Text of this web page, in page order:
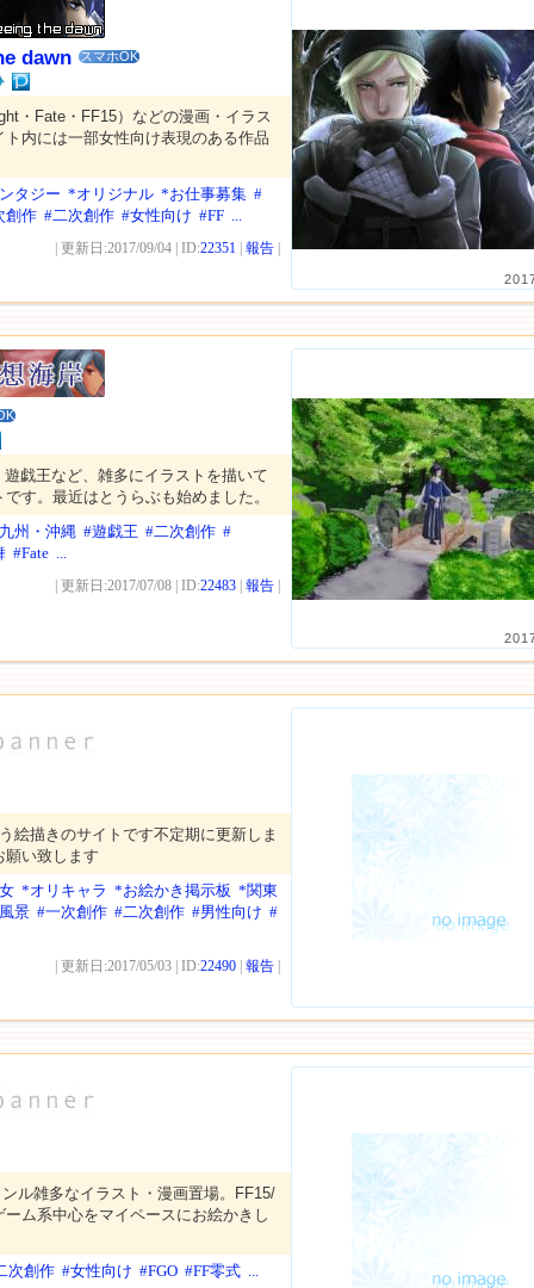
dawn スマホOK
・Fate・FF15）などの漫画・イラス
内には一部女性向け表現のある作品
タジー *オリジナル *お仕事募集 #
創作 #二次創作 #女性向け #FF ...
| 更新日:2017/09/04 | ID:22351 報告
戯王など、雑多にイラストを描いて
す。最近はとうらぶも始めました。
州・沖縄 #遊戯王 #二次創作 #
#Fate ...
| 更新日:2017/07/08 | ID:22483 報告
絵描きのサイトです不定期に更新しま
願い致します
*オリキャラ *お絵かき掲示板 *関東
景 #一次創作 #二次創作 #男性向け #
| 更新日:2017/05/03 | ID:22490 報告
ル雑多なイラスト・漫画置場。FF15/
ム系中心をマイペースにお絵かきし
次創作 #女性向け #FGO #FF零式 ...